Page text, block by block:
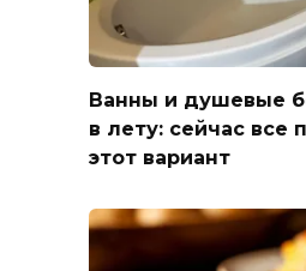
Ванны и душевые
в лету: сейчас все
этот вариант